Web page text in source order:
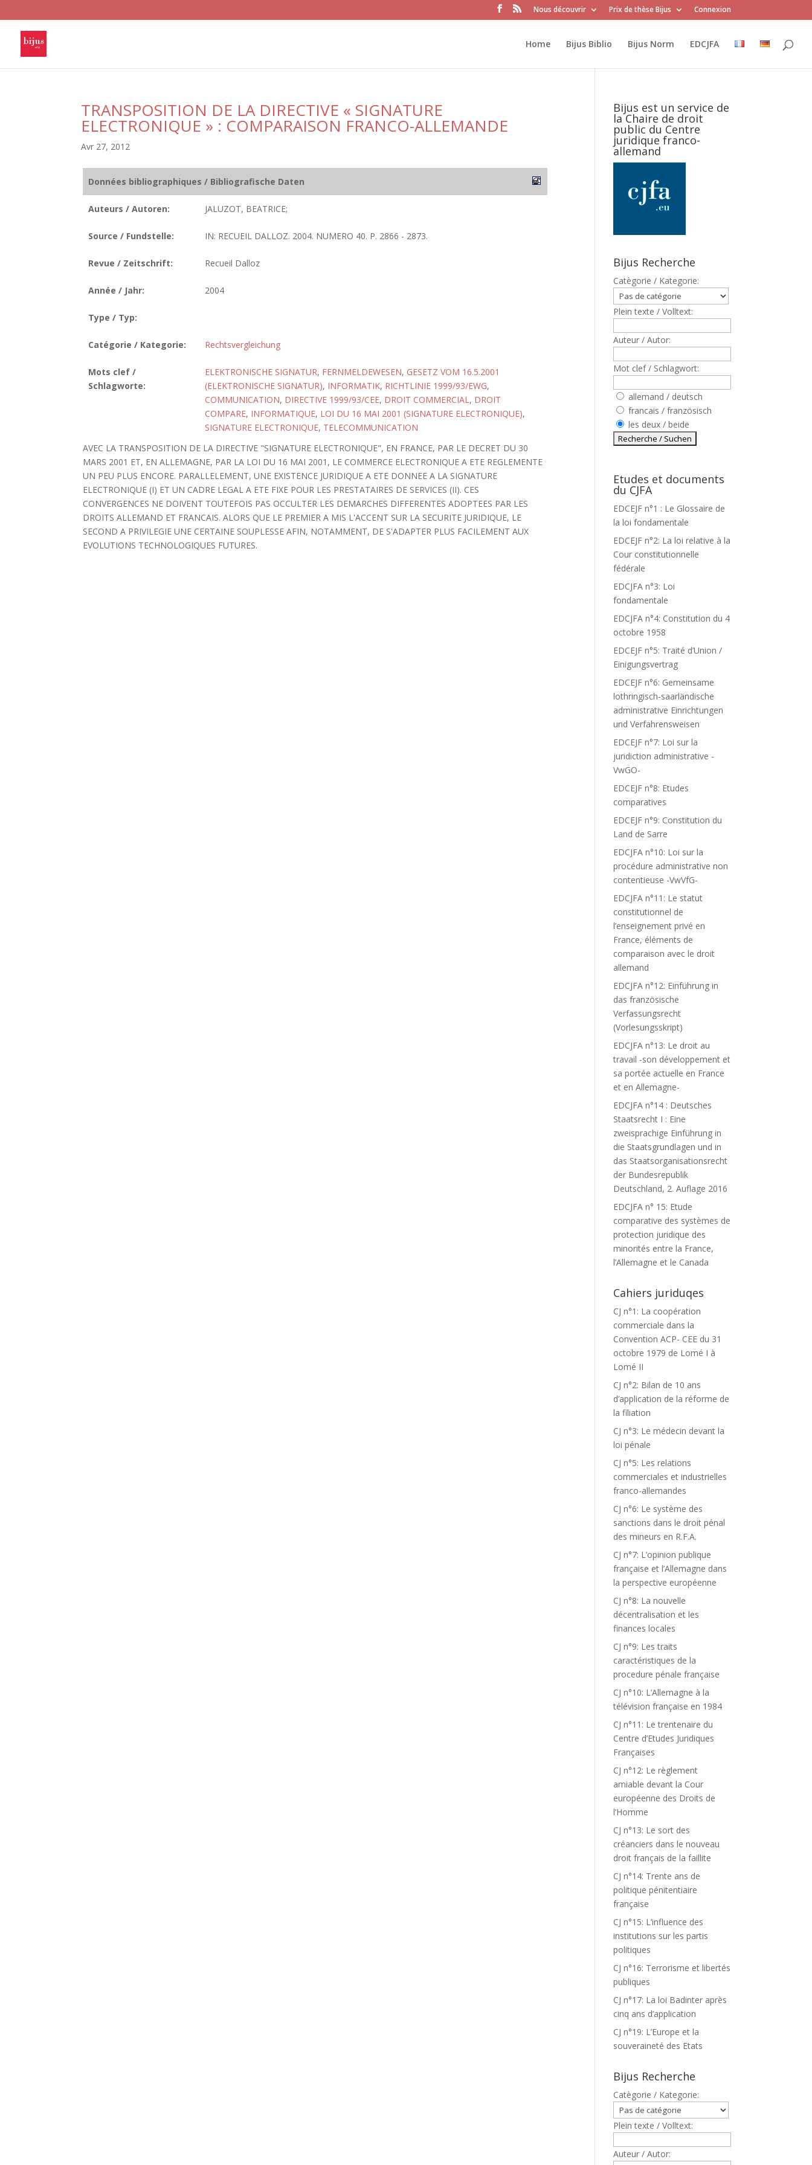
Nous découvrir Prix de thèse Bijus Connexion
Home Bijus Biblio Bijus Norm EDCJFA
TRANSPOSITION DE LA DIRECTIVE « SIGNATURE
ELECTRONIQUE » : COMPARAISON FRANCO-ALLEMANDE
Avr 27, 2012
Données bibliographiques / Bibliografische Daten
Auteurs / Autoren: JALUZOT, BEATRICE;
Source / Fundstelle: IN: RECUEIL DALLOZ. 2004. NUMERO 40. P. 2866 - 2873.
Revue / Zeitschrift: Recueil Dalloz
Année / Jahr: 2004
Type / Typ:
Catégorie / Kategorie: Rechtsvergleichung
Mots clef /
Schlagworte:
ELEKTRONISCHE SIGNATUR, FERNMELDEWESEN, GESETZ VOM 16.5.2001
(ELEKTRONISCHE SIGNATUR), INFORMATIK, RICHTLINIE 1999/93/EWG,
COMMUNICATION, DIRECTIVE 1999/93/CEE, DROIT COMMERCIAL, DROIT
COMPARE, INFORMATIQUE, LOI DU 16 MAI 2001 (SIGNATURE ELECTRONIQUE),
SIGNATURE ELECTRONIQUE, TELECOMMUNICATION
AVEC LA TRANSPOSITION DE LA DIRECTIVE "SIGNATURE ELECTRONIQUE", EN FRANCE, PAR LE DECRET DU 30
MARS 2001 ET, EN ALLEMAGNE, PAR LA LOI DU 16 MAI 2001, LE COMMERCE ELECTRONIQUE A ETE REGLEMENTE
UN PEU PLUS ENCORE. PARALLELEMENT, UNE EXISTENCE JURIDIQUE A ETE DONNEE A LA SIGNATURE
ELECTRONIQUE (I) ET UN CADRE LEGAL A ETE FIXE POUR LES PRESTATAIRES DE SERVICES (II). CES
CONVERGENCES NE DOIVENT TOUTEFOIS PAS OCCULTER LES DEMARCHES DIFFERENTES ADOPTEES PAR LES
DROITS ALLEMAND ET FRANCAIS. ALORS QUE LE PREMIER A MIS L'ACCENT SUR LA SECURITE JURIDIQUE, LE
SECOND A PRIVILEGIE UNE CERTAINE SOUPLESSE AFIN, NOTAMMENT, DE S'ADAPTER PLUS FACILEMENT AUX
EVOLUTIONS TECHNOLOGIQUES FUTURES.
Bijus est un service de
la Chaire de droit
public du Centre
juridique franco-
allemand
Bijus Recherche
Catègorie / Kategorie:
Plein texte / Volltext:
Auteur / Autor:
Mot clef / Schlagwort:
allemand / deutsch
francais / französisch
les deux / beide
Etudes et documents
du CJFA
EDCEJF n°1 : Le Glossaire de
la loi fondamentale
EDCEJF n°2: La loi relative à la
Cour constitutionnelle
fédérale
EDCJFA n°3: Loi
fondamentale
EDCJFA n°4: Constitution du 4
octobre 1958
EDCEJF n°5: Traité d’Union /
Einigungsvertrag
EDCEJF n°6: Gemeinsame
lothringisch-saarländische
administrative Einrichtungen
und Verfahrensweisen
EDCEJF n°7: Loi sur la
juridiction administrative -
VwGO-
EDCEJF n°8: Etudes
comparatives
EDCEJF n°9: Constitution du
Land de Sarre
EDCJFA n°10: Loi sur la
procédure administrative non
contentieuse -VwVfG-
EDCJFA n°11: Le statut
constitutionnel de
l’enseignement privé en
France, éléments de
comparaison avec le droit
allemand
EDCJFA n°12: Einführung in
das französische
Verfassungsrecht
(Vorlesungsskript)
EDCJFA n°13: Le droit au
travail -son développement et
sa portée actuelle en France
et en Allemagne-
EDCJFA n°14 : Deutsches
Staatsrecht I : Eine
zweisprachige Einführung in
die Staatsgrundlagen und in
das Staatsorganisationsrecht
der Bundesrepublik
Deutschland, 2. Auflage 2016
EDCJFA n° 15: Etude
comparative des systèmes de
protection juridique des
minorités entre la France,
l’Allemagne et le Canada
Cahiers juriduqes
CJ n°1: La coopération
commerciale dans la
Convention ACP- CEE du 31
octobre 1979 de Lomé I à
Lomé II
CJ n°2: Bilan de 10 ans
d’application de la réforme de
la filiation
CJ n°3: Le médecin devant la
loi pénale
CJ n°5: Les relations
commerciales et industrielles
franco-allemandes
CJ n°6: Le système des
sanctions dans le droit pénal
des mineurs en R.F.A.
CJ n°7: L’opinion publique
française et l’Allemagne dans
la perspective européenne
CJ n°8: La nouvelle
décentralisation et les
finances locales
CJ n°9: Les traits
caractéristiques de la
procedure pénale française
CJ n°10: L’Allemagne à la
télévision française en 1984
CJ n°11: Le trentenaire du
Centre d’Etudes Juridiques
Françaises
CJ n°12: Le règlement
amiable devant la Cour
européenne des Droits de
l’Homme
CJ n°13: Le sort des
créanciers dans le nouveau
droit français de la faillite
CJ n°14: Trente ans de
politique pénitentiaire
française
CJ n°15: L’influence des
institutions sur les partis
politiques
CJ n°16: Terrorisme et libertés
publiques
CJ n°17: La loi Badinter après
cinq ans d’application
CJ n°19: L’Europe et la
souveraineté des Etats
Bijus Recherche
Catègorie / Kategorie:
Plein texte / Volltext:
Auteur / Autor: